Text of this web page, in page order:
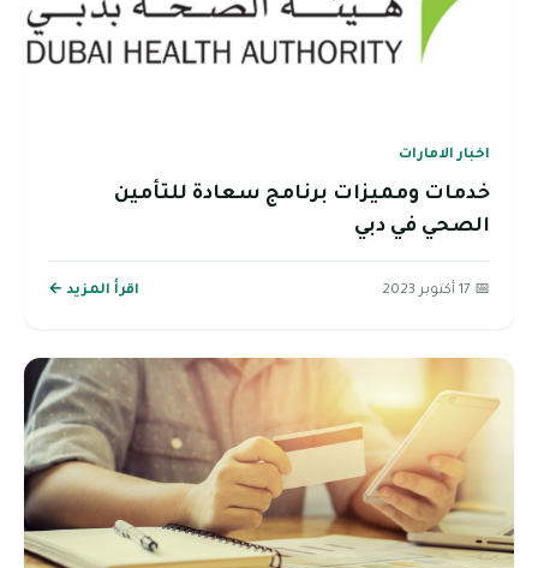
اخبار الامارات
خدمات ومميزات برنامج سعادة للتأمين
الصحي في دبي
📅 17 أكتوبر 2023 اقرأ المزيد ←